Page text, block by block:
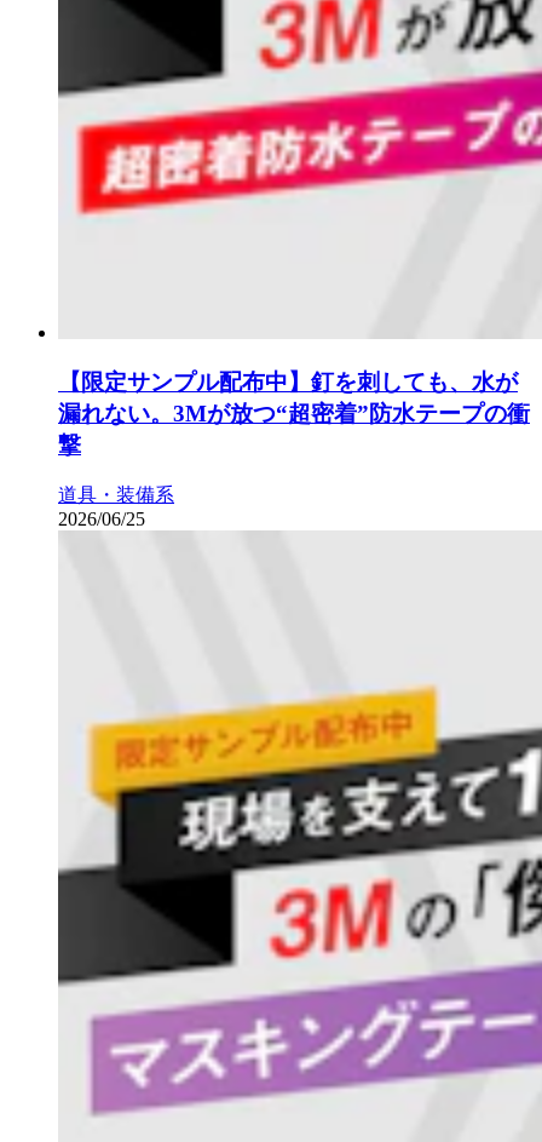
【限定サンプル配布中】釘を刺しても、水が
漏れない。3Mが放つ“超密着”防水テープの衝
撃
道具・装備系
2026/06/25